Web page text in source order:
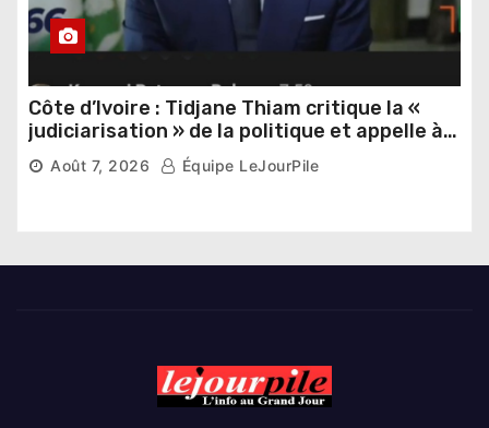
Côte d’Ivoire : Tidjane Thiam critique la «
judiciarisation » de la politique et appelle à
poursuivre l’apaisement
Août 7, 2026 Équipe LeJourPile